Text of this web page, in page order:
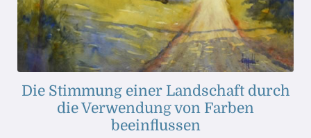
Die Stimmung einer Landschaft durch
die Verwendung von Farben
beeinflussen